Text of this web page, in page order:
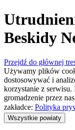
Beskidy
Przejdź do głównej
Używamy plików
dostosowywać i
korzystanie z
gromadzenie przez
zakładce: Polityka
Wszystkie powiaty